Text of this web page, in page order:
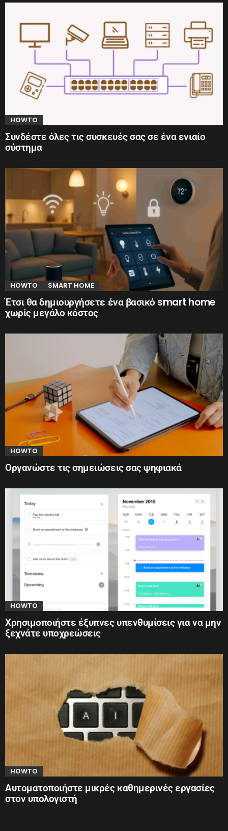
HOWTO
Συνδέστε όλες τις συσκευές σας σε ένα ενιαίο
σύστημα
HOWTO SMART HOME
Έτσι θα δημιουργήσετε ένα βασικό smart home
χωρίς μεγάλο κόστος
HOWTO
Οργανώστε τις σημειώσεις σας ψηφιακά
HOWTO
Χρησιμοποιήστε έξυπνες υπενθυμίσεις για να μην
ξεχνάτε υποχρεώσεις
HOWTO
Αυτοματοποιήστε μικρές καθημερινές εργασίες
στον υπολογιστή